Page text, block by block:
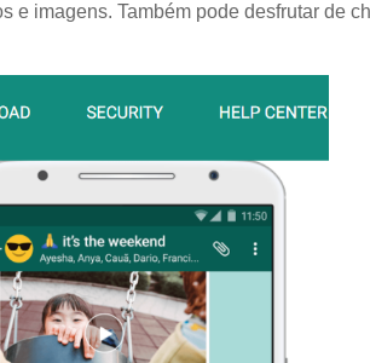
e imagens. Também pode desfrutar de